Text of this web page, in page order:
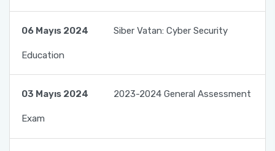
06 Mayıs 2024 Siber Vatan: Cyber Security
Education
03 Mayıs 2024 2023-2024 General Assessment
Exam